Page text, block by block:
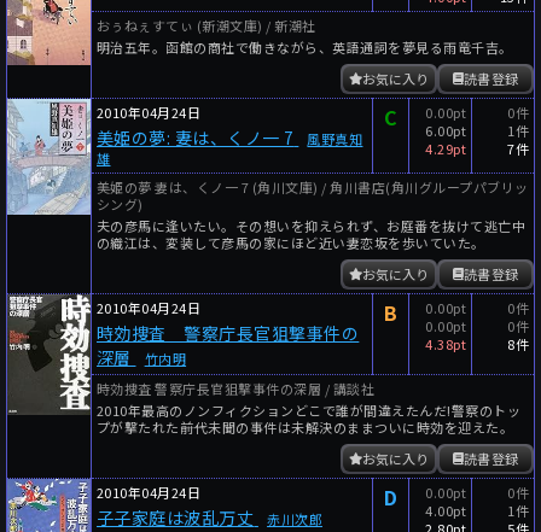
おぅねぇすてぃ (新潮文庫) / 新潮社
明治五年。函館の商社で働きながら、英語通詞を夢見る雨竜千吉。
読書登録
お気に入り
2010年04月24日
美姫の夢: 妻は、くノ一 7
風野真知
雄
C
0.00pt
6.00pt
4.29pt
0件
1件
7件
美姫の夢 妻は、くノ一 7 (角川文庫) / 角川書店(角川グループパブリッ
シング)
夫の彦馬に逢いたい。その想いを抑えられず、お庭番を抜けて逃亡中
の織江は、変装して彦馬の家にほど近い妻恋坂を歩いていた。
読書登録
お気に入り
2010年04月24日
時効捜査 警察庁長官狙撃事件の
深層
竹内明
B
0.00pt
0.00pt
4.38pt
0件
0件
8件
時効捜査 警察庁長官狙撃事件の深層 / 講談社
2010年最高のノンフィクションどこで誰が間違えたんだ!警察のトッ
プが撃たれた――前代未聞の事件は未解決のままついに時効を迎えた。
読書登録
お気に入り
2010年04月24日
子子家庭は波乱万丈 赤川次郎
D
0.00pt
4.00pt
2.80pt
0件
1件
5件